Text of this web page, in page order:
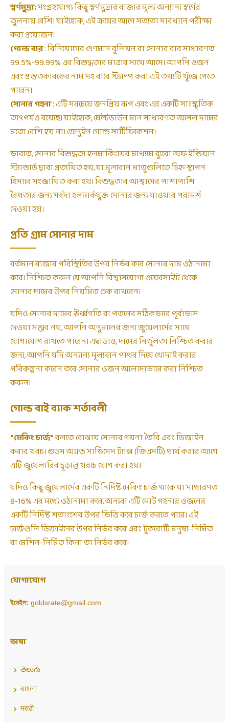
স্বর্ণমুদ্রা:সংগ্রহযোগ্য কিছু স্বর্ণমুদ্রার বাজার মূল্য অন্যান্য স্বর্ণের
তুলনায় বেশি। যাইহোক, এই ক্রয়ের আগে সত্যতা সাবধানে পরীক্ষা
করা প্রয়োজন।
গোল্ড বার: বিনিয়োগের গুণমান বুলিয়ন বা সোনার বার সাধারণত
99.5%-99.99% এর বিশুদ্ধতার মাত্রার সাথে আসে। আপনি ওজন
এবং প্রস্তুতকারকের নাম সহ বারে স্ট্যাম্প করা এই তথ্যটি খুঁজে পেতে
পারেন।
সোনার গহনা: এটি সবচেয়ে জনপ্রিয় রূপ এবং এর একটি সাংস্কৃতিক
তাৎপর্যও রয়েছে। যাইহোক, মেল্টডাউন মান সাধারণত আসল দামের
মতো বেশি হয় না। জেনুইন গোল্ড সার্টিফিকেশন।
ভারতে, সোনার বিশুদ্ধতা হলমার্কিংয়ের মাধ্যমে ব্যুরো অফ ইন্ডিয়ান
স্ট্যান্ডার্ড দ্বারা প্রত্যয়িত হয়, যা মূল্যবান ধাতুগুলিতে চিহ্ন স্থাপন
হিসাবে সংজ্ঞায়িত করা হয়। বিশুদ্ধতার আশ্বাসের পাশাপাশি
বৈধতার জন্য সর্বদা হলমার্কযুক্ত সোনার জন্য যাওয়ার পরামর্শ
দেওয়া হয়।
প্রতি গ্রাম সোনার দাম
বর্তমান বাজার পরিস্থিতির উপর নির্ভর করে সোনার দাম ওঠানামা
করে। নিশ্চিত করুন যে আপনি বিশ্বাসযোগ্য ওয়েবসাইট থেকে
সোনার দামের উপর নিয়মিত চেক রাখবেন।
যদিও সোনার দামের ঊর্ধ্বগতি বা পতনের সঠিকভাবে পূর্বাভাস
দেওয়া সম্ভব নয়, আপনি অনুমানের জন্য জুয়েলার্সের সাথে
যোগাযোগ রাখতে পারেন। এছাড়াও, দামের নির্ভুলতা নিশ্চিত করার
জন্য, আপনি যদি অন্যান্য মূল্যবান পাথর দিয়ে খোদাই করার
পরিকল্পনা করেন তবে সোনার ওজন আলাদাভাবে করা নিশ্চিত
করুন।
গোল্ড বাই ব্যাক শর্তাবলী
"মেকিং চার্জ"বলতে বোঝায় সোনার গয়না তৈরি এবং ডিজাইন
করার খরচ। গুডস অ্যান্ড সার্ভিসেস ট্যাক্স (জিএসটি) ধার্য করার আগে
এটি জুয়েলারির চূড়ান্ত খরচে যোগ করা হয়।
যদিও কিছু জুয়েলার্সের একটি নির্দিষ্ট মেকিং চার্জ থাকে যা সাধারণত
8-16% এর মধ্যে ওঠানামা করে, অন্যরা এটি মোট গহনার ওজনের
একটি নির্দিষ্ট শতাংশের উপর ভিত্তি করে চার্জ করতে পারে। এই
চার্জগুলি ডিজাইনের উপর নির্ভর করে এবং টুকরোটি মনুষ্য-নির্মিত
বা মেশিন-নির্মিত কিনা তা নির্ভর করে।
যোগাযোগ
ইমেইল: goldsrate@gmail.com
ভাষা
తెలుగు
বাংলা
मराठी